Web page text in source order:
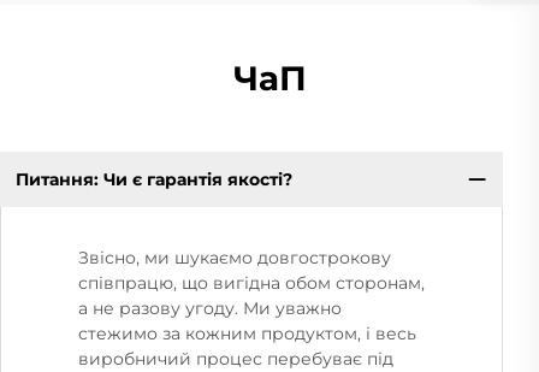
ЧаП
Питання: Чи є гарантія якості?
Звісно, ми шукаємо довгострокову
співпрацю, що вигідна обом сторонам,
а не разову угоду. Ми уважно
стежимо за кожним продуктом, і весь
виробничий процес перебуває під